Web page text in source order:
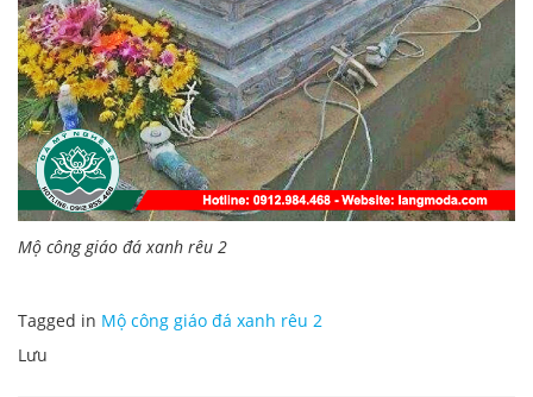
Mộ công giáo đá xanh rêu 2
Tagged in Mộ công giáo đá xanh rêu 2
Lưu